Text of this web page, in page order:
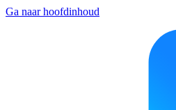
Ga naar hoofdinhoud